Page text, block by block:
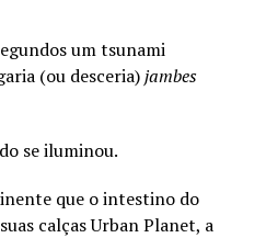
um tsunami
(ou desceria)jambes
se iluminou.
que o intestino do
calças Urban Planet, a